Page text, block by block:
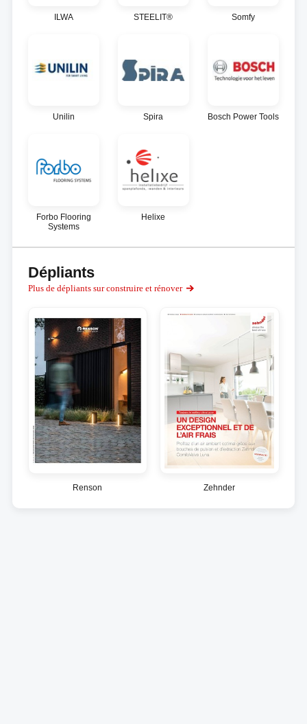
ILWA STEELIT® Somfy
Unilin Spira Bosch Power Tools
Forbo Flooring
Systems
Helixe
Dépliants
Plus de dépliants sur construire et rénover
Renson Zehnder